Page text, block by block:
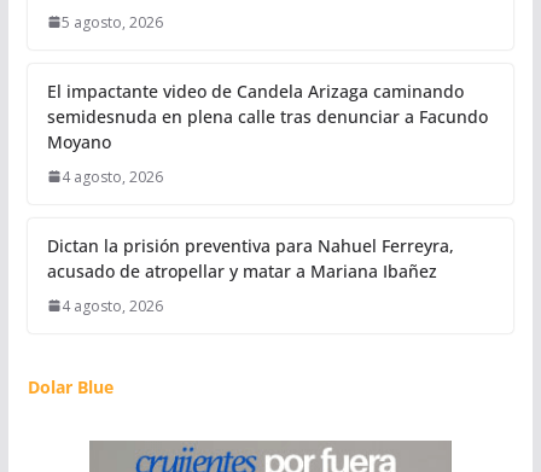
5 agosto, 2026
El impactante video de Candela Arizaga caminando
semidesnuda en plena calle tras denunciar a Facundo
Moyano
4 agosto, 2026
Dictan la prisión preventiva para Nahuel Ferreyra,
acusado de atropellar y matar a Mariana Ibañez
4 agosto, 2026
Dolar Blue